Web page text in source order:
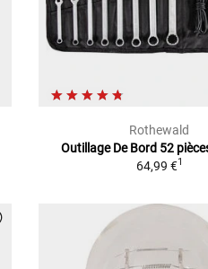
Rothewald
Outillage De Bord 52
64,99 €1